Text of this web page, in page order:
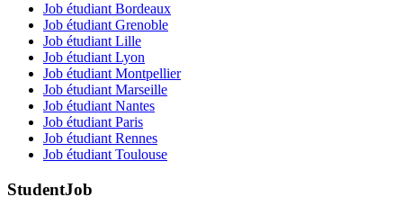
Job étudiant Bordeaux
Job étudiant Grenoble
Job étudiant Lille
Job étudiant Lyon
Job étudiant Montpellier
Job étudiant Marseille
Job étudiant Nantes
Job étudiant Paris
Job étudiant Rennes
Job étudiant Toulouse
StudentJob